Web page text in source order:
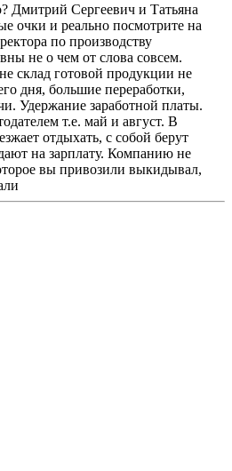
Дмитрий Сергеевич и Татьяна
очки и реально посмотрите на
по производству
не о чем от слова совсем.
склад готовой продукции не
дня, большие переработки,
Удержание заработной платы.
т.е. май и август. В
отдыхать, с собой берут
на зарплату. Компанию не
вы привозили выкидывал,